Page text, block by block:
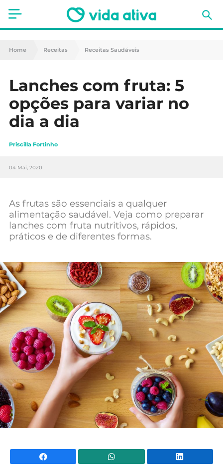
Saúde
Nutrição
Receitas
Fitness
Mães e Bebés
Home Receitas Receitas Saudáveis
Lanches com fruta: 5
opções para variar no
dia a dia
Priscilla Fortinho
04 Mai, 2020
As frutas são essenciais a qualquer
alimentação saudável. Veja como preparar
lanches com fruta nutritivos, rápidos,
práticos e de diferentes formas.
Facebook WhatsApp